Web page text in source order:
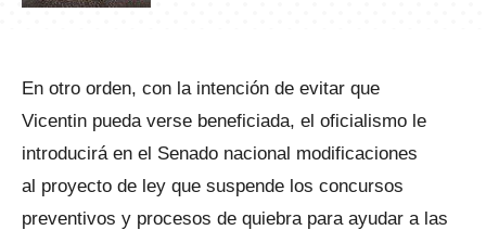
En otro orden, con la intención de evitar que
Vicentin pueda verse beneficiada, el oficialismo le
introducirá en el Senado nacional modificaciones
al proyecto de ley que suspende los concursos
preventivos y procesos de quiebra para ayudar a las